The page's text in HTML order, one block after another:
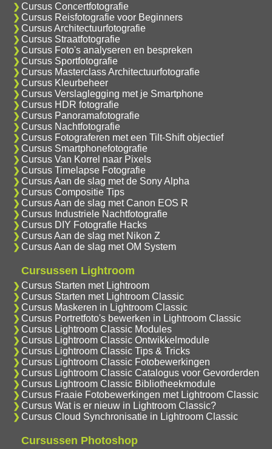
Cursus Concertfotografie
Cursus Reisfotografie voor Beginners
Cursus Architectuurfotografie
Cursus Straatfotografie
Cursus Foto's analyseren en bespreken
Cursus Sportfotografie
Cursus Masterclass Architectuurfotografie
Cursus Kleurbeheer
Cursus Verslaglegging met je Smartphone
Cursus HDR fotografie
Cursus Panoramafotografie
Cursus Nachtfotografie
Cursus Fotograferen met een Tilt-Shift objectief
Cursus Smartphonefotografie
Cursus Van Korrel naar Pixels
Cursus Timelapse Fotografie
Cursus Aan de slag met de Sony Alpha
Cursus Compositie Tips
Cursus Aan de slag met Canon EOS R
Cursus Industriele Nachtfotografie
Cursus DIY Fotografie Hacks
Cursus Aan de slag met Nikon Z
Cursus Aan de slag met OM System
Cursussen Lightroom
Cursus Starten met Lightroom
Cursus Starten met Lightroom Classic
Cursus Maskeren in Lightroom Classic
Cursus Portretfoto's bewerken in Lightroom Classic
Cursus Lightroom Classic Modules
Cursus Lightroom Classic Ontwikkelmodule
Cursus Lightroom Classic Tips & Tricks
Cursus Lightroom Classic Fotobewerkingen
Cursus Lightroom Classic Catalogus voor Gevorderden
Cursus Lightroom Classic Bibliotheekmodule
Cursus Fraaie Fotobewerkingen met Lightroom Classic
Cursus Wat is er nieuw in Lightroom Classic?
Cursus Cloud Synchronisatie in Lightroom Classic
Cursussen Photoshop